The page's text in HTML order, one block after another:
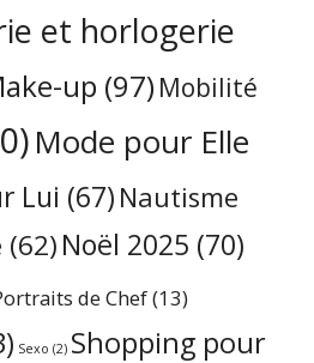
et horlogerie
up (97) Mobilité
Mode pour Elle
Lui (67) Nautisme
(62)Noël 2025 (70)
de Chef(13)
Sexo (2) Shopping pour